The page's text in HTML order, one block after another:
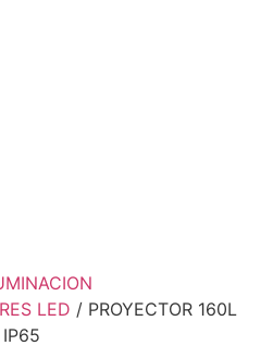
LED / PROYECTOR 160L